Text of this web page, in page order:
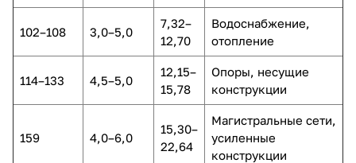
102–108 3,0–5,0
7,32–
12,70
Водоснабжение,
отопление
114–133 4,5–5,0
12,15–
15,78
Опоры, несущие
конструкции
159 4,0–6,0
15,30–
22,64
Магистральные сети,
усиленные
конструкции